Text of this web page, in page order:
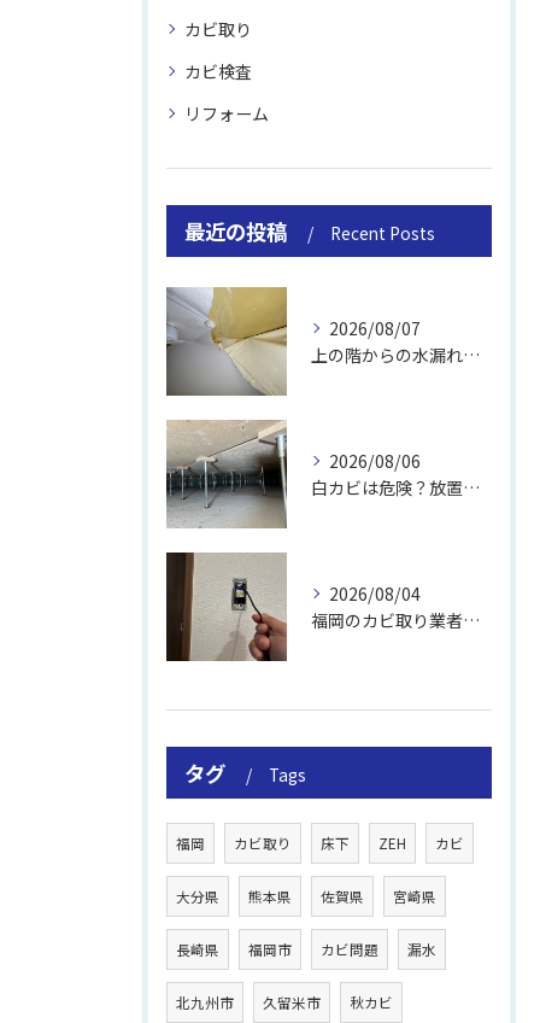
カビ取り
カビ検査
リフォーム
最近の投稿 Recent Posts
2026/08/07
上の階からの水漏れでカビ｜対処法と業者
2026/08/06
白カビは危険？放置のリスクと取り方
2026/08/04
福岡のカビ取り業者おすすめの選び方と費用
タグ Tags
福岡 カビ取り 床下 ZEH カビ
大分県 熊本県 佐賀県 宮崎県
長崎県 福岡市 カビ問題 漏水
北九州市 久留米市 秋カビ